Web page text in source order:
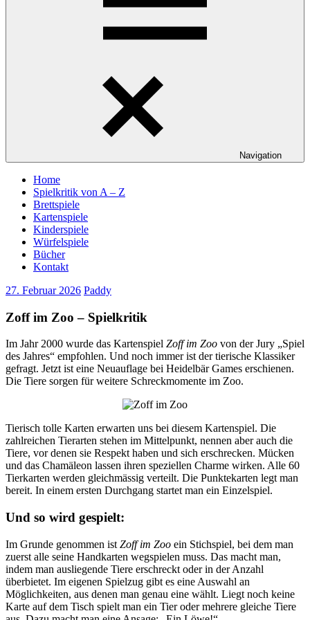
Navigation
Home
Spielkritik von A – Z
Brettspiele
Kartenspiele
Kinderspiele
Würfelspiele
Bücher
Kontakt
27. Februar 2026 Paddy
Zoff im Zoo – Spielkritik
Im Jahr 2000 wurde das Kartenspiel Zoff im Zoo von der Jury „Spiel
des Jahres“ empfohlen. Und noch immer ist der tierische Klassiker
gefragt. Jetzt ist eine Neuauflage bei Heidelbär Games erschienen.
Die Tiere sorgen für weitere Schreckmomente im Zoo.
Tierisch tolle Karten erwarten uns bei diesem Kartenspiel. Die
zahlreichen Tierarten stehen im Mittelpunkt, nennen aber auch die
Tiere, vor denen sie Respekt haben und sich erschrecken. Mücken
und das Chamäleon lassen ihren speziellen Charme wirken. Alle 60
Tierkarten werden gleichmässig verteilt. Die Punktekarten legt man
bereit. In einem ersten Durchgang startet man ein Einzelspiel.
Und so wird gespielt:
Im Grunde genommen ist Zoff im Zoo ein Stichspiel, bei dem man
zuerst alle seine Handkarten wegspielen muss. Das macht man,
indem man ausliegende Tiere erschreckt oder in der Anzahl
überbietet. Im eigenen Spielzug gibt es eine Auswahl an
Möglichkeiten, aus denen man genau eine wählt. Liegt noch keine
Karte auf dem Tisch spielt man ein Tier oder mehrere gleiche Tiere